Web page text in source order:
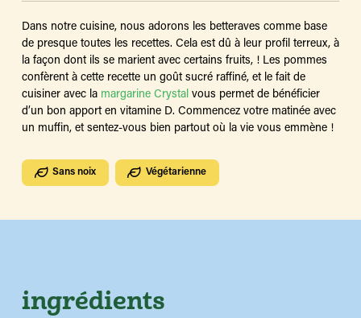
Dans notre cuisine, nous adorons les betteraves comme base
de presque toutes les recettes. Cela est dû à leur profil terreux, à
la façon dont ils se marient avec certains fruits, ! Les pommes
confèrent à cette recette un goût sucré raffiné, et le fait de
cuisiner avec la margarine Crystal vous permet de bénéficier
d’un bon apport en vitamine D. Commencez votre matinée avec
un muffin, et sentez-vous bien partout où la vie vous emmène !
Sans noix Végétarienne
ingrédients